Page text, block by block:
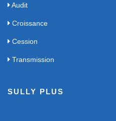
Audit
Croissance
Cession
Transmission
SULLY PLUS